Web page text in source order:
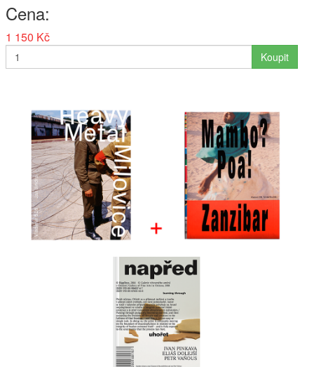
Obchodní podmínky
Kontakt
Interpreti
Cena
1 150 Kč
Koupit